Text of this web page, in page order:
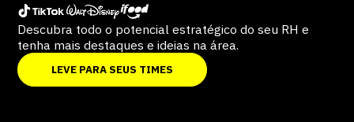
Descubra todo o potencial estratégico do seu RH e
tenha mais destaques e ideias na área.
LEVE PARA SEUS TIMES